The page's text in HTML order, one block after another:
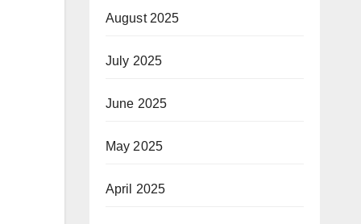
August 2025
July 2025
June 2025
May 2025
April 2025